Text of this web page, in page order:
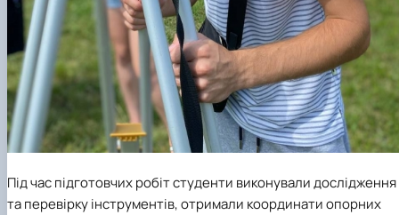
Під час підготовчих робіт студенти виконували дослідження
та перевірку інструментів, отримали координати опорних